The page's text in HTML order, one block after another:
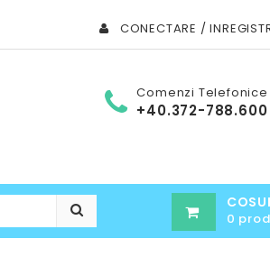
CONECTARE /
Comenzi Telefonice
+40.372-788.600
0